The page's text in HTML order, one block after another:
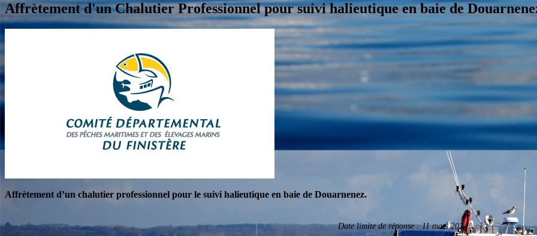
Affrètement d'un Chalutier Professionnel pour suivi halieutique en baie de
Affrètement d’un chalutier professionnel pour le suivi halieutique en baie de Douarnenez.
Date limite de réponse : 11 mars 2024